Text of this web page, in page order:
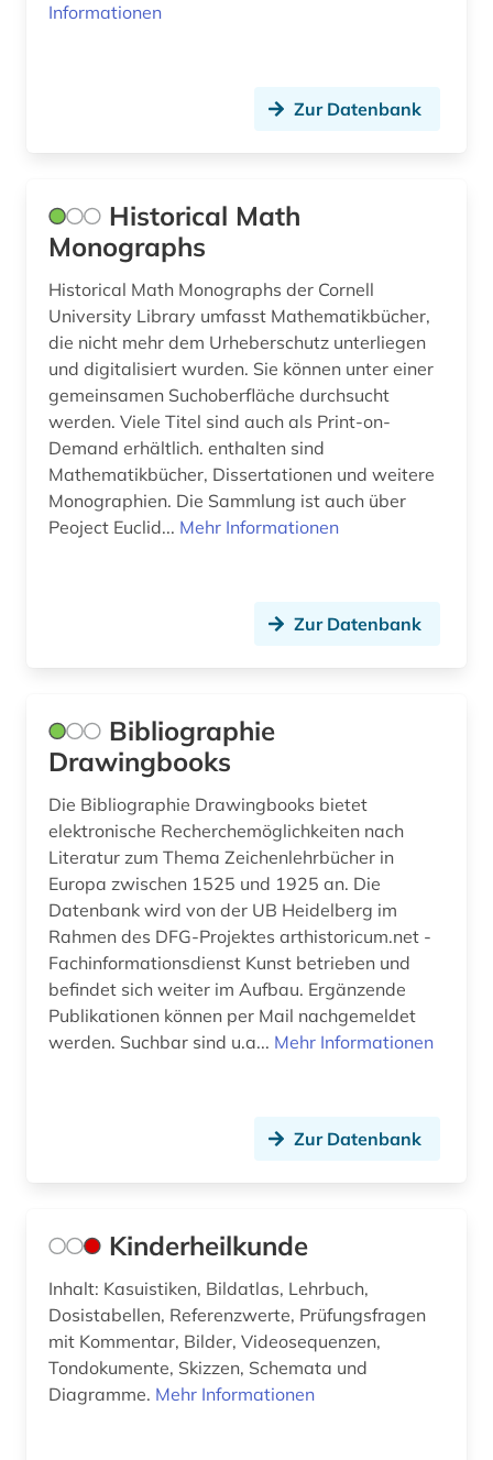
Informationen
Zur Datenbank
Historical Math
Monographs
Historical Math Monographs der Cornell
University Library umfasst Mathematikbücher,
die nicht mehr dem Urheberschutz unterliegen
und digitalisiert wurden. Sie können unter einer
gemeinsamen Suchoberfläche durchsucht
werden. Viele Titel sind auch als Print-on-
Demand erhältlich. enthalten sind
Mathematikbücher, Dissertationen und weitere
Monographien. Die Sammlung ist auch über
Peoject Euclid... Mehr Informationen
Zur Datenbank
Bibliographie
Drawingbooks
Die Bibliographie Drawingbooks bietet
elektronische Recherchemöglichkeiten nach
Literatur zum Thema Zeichenlehrbücher in
Europa zwischen 1525 und 1925 an. Die
Datenbank wird von der UB Heidelberg im
Rahmen des DFG-Projektes arthistoricum.net -
Fachinformationsdienst Kunst betrieben und
befindet sich weiter im Aufbau. Ergänzende
Publikationen können per Mail nachgemeldet
werden. Suchbar sind u.a... Mehr Informationen
Zur Datenbank
Kinderheilkunde
Inhalt: Kasuistiken, Bildatlas, Lehrbuch,
Dosistabellen, Referenzwerte, Prüfungsfragen
mit Kommentar, Bilder, Videosequenzen,
Tondokumente, Skizzen, Schemata und
Diagramme. Mehr Informationen